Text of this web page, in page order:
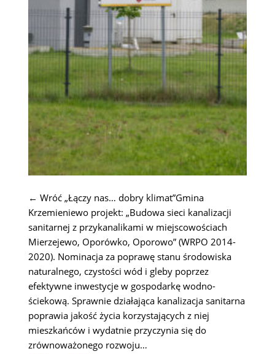
← Wróć „Łączy nas… dobry klimat”Gmina
Krzemieniewo projekt: „Budowa sieci kanalizacji
sanitarnej z przykanalikami w miejscowościach
Mierzejewo, Oporówko, Oporowo” (WRPO 2014-
2020). Nominacja za poprawę stanu środowiska
naturalnego, czystości wód i gleby poprzez
efektywne inwestycje w gospodarkę wodno-
ściekową. Sprawnie działająca kanalizacja sanitarna
poprawia jakość życia korzystających z niej
mieszkańców i wydatnie przyczynia się do
zrównoważonego rozwoju…